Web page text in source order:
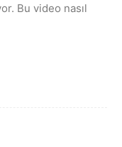
Bu video nasıl